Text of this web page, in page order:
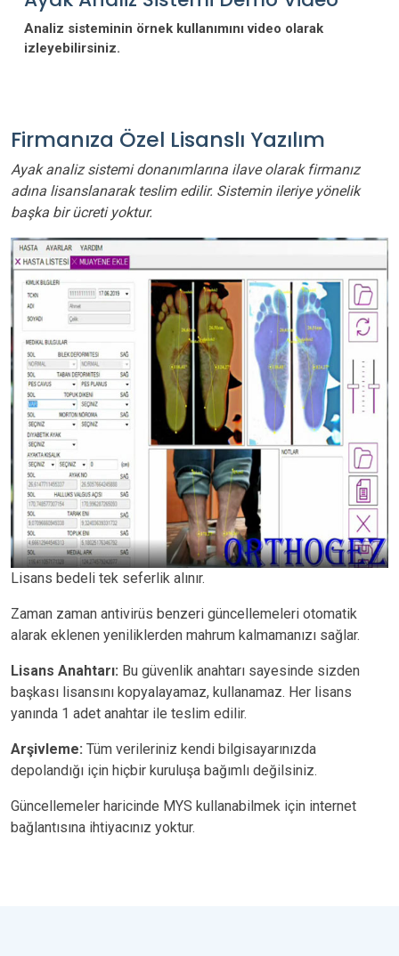
Analiz sisteminin örnek kullanımını video olarak
izleyebilirsiniz.
Firmanıza Özel Lisanslı Yazılım
Ayak analiz sistemi donanımlarına ilave olarak firmanız
adına lisanslanarak teslim edilir. Sistemin ileriye yönelik
başka bir ücreti yoktur.
Lisans bedeli tek seferlik alınır.
Zaman zaman antivirüs benzeri güncellemeleri otomatik
alarak eklenen yeniliklerden mahrum kalmamanızı sağlar.
Lisans Anahtarı: Bu güvenlik anahtarı sayesinde sizden
başkası lisansını kopyalayamaz, kullanamaz. Her lisans
yanında 1 adet anahtar ile teslim edilir.
Arşivleme: Tüm verileriniz kendi bilgisayarınızda
depolandığı için hiçbir kuruluşa bağımlı değilsiniz.
Güncellemeler haricinde MYS kullanabilmek için internet
bağlantısına ihtiyacınız yoktur.